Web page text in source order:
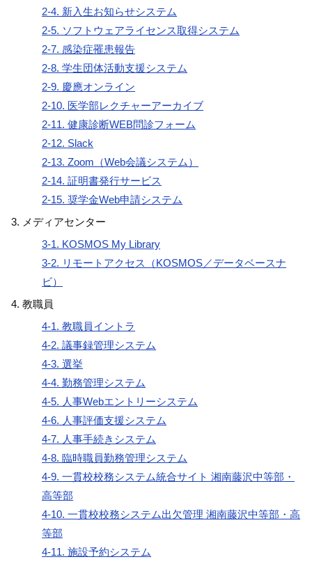
2-4. 新入生お知らせシステム
2-5. ソフトウェアライセンス取得システム
2-7. 感染症罹患報告
2-8. 学生団体活動支援システム
2-9. 慶應オンライン
2-10. 医学部レクチャーアーカイブ
2-11. 健康診断WEB問診フォーム
2-12. Slack
2-13. Zoom（Web会議システム）
2-14. 証明書発行サービス
2-15. 奨学金Web申請システム
メディアセンター
3-1. KOSMOS My Library
3-2. リモートアクセス（KOSMOS／データベースナ
ビ）
教職員
4-1. 教職員イントラ
4-2. 議事録管理システム
4-3. 選挙
4-4. 勤務管理システム
4-5. 人事Webエントリーシステム
4-6. 人事評価支援システム
4-7. 人事手続きシステム
4-8. 臨時職員勤務管理システム
4-9. 一貫校校務システム統合サイト 湘南藤沢中等部・
高等部
4-10. 一貫校校務システム出欠管理 湘南藤沢中等部・高
等部
4-11. 施設予約システム